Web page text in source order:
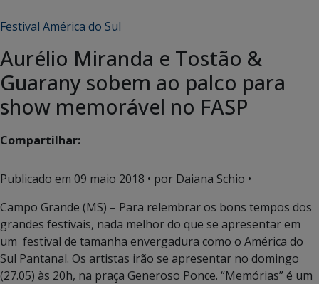
Festival América do Sul
Aurélio Miranda e Tostão &
Guarany sobem ao palco para
show memorável no FASP
Compartilhar:
Publicado em 09 maio 2018 • por Daiana Schio •
Campo Grande (MS) – Para relembrar os bons tempos dos
grandes festivais, nada melhor do que se apresentar em
um festival de tamanha envergadura como o América do
Sul Pantanal. Os artistas irão se apresentar no domingo
(27.05) às 20h, na praça Generoso Ponce. “Memórias” é um